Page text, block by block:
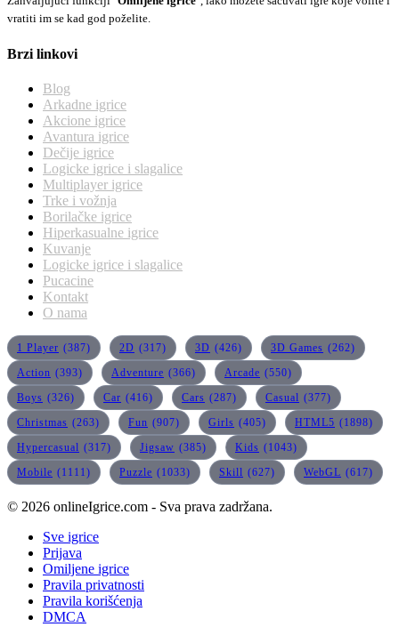
vratiti im se kad god poželite.
Brzi linkovi
Blog
Arkadne igrice
Akcione igrice
Avantura igrice
Dečije igrice
Logicke igrice i slagalice
Multiplayer igrice
Trke i vožnja
Borilačke igrice
Hiperkasualne igrice
Kuvanje
Logicke igrice i slagalice
Pucacine
Kontakt
O nama
1 Player (387) 2D (317) 3D (426) 3D Games (262)
Action (393) Adventure (366) Arcade (550)
Boys (326) Car (416) Cars (287) Casual (377)
Christmas (263) Fun (907) Girls (405) HTML5 (1898)
Hypercasual (317) Jigsaw (385) Kids (1043)
Mobile (1111) Puzzle (1033) Skill (627) WebGL (617)
© 2026 onlineIgrice.com - Sva prava zadržana.
Sve igrice
Prijava
Omiljene igrice
Pravila privatnosti
Pravila korišćenja
DMCA